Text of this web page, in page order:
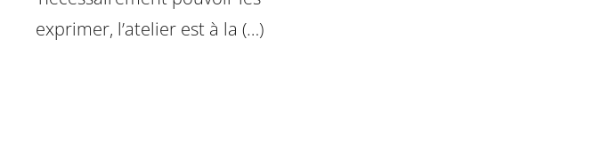
exprimer, l’atelier est à la (…)